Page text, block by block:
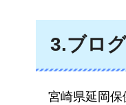
3.ブログ
宮崎県延岡保